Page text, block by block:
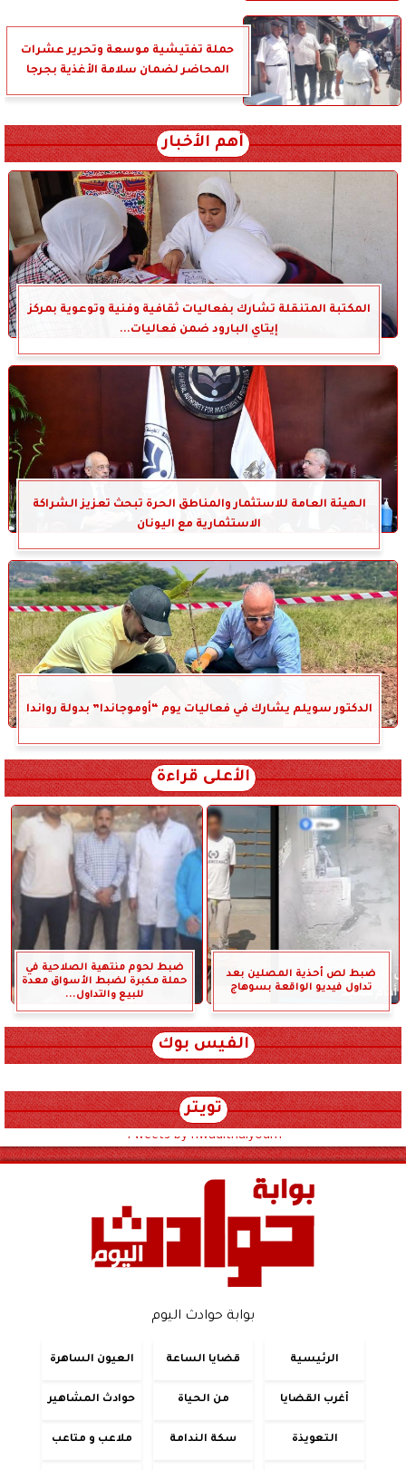
حملة تفتيشية موسعة وتحرير عشرات
المحاضر لضمان سلامة الأغذية بجرجا
أهم الأخبار
المكتبة المتنقلة تشارك بفعاليات ثقافية وفنية وتوعوية بمركز
إيتاي البارود ضمن فعاليات...
الهيئة العامة للاستثمار والمناطق الحرة تبحث تعزيز الشراكة
الاستثمارية مع اليونان
الدكتور سويلم يشارك في فعاليات يوم “أوموجاندا” بدولة رواندا
الأعلى قراءة
ضبط لص أحذية المصلين بعد
تداول فيديو الواقعة بسوهاج
ضبط لحوم منتهية الصلاحية في
حملة مكبرة لضبط الأسواق معدة
للبيع والتداول...
الفيس بوك
تويتر
Tweets by hwadithalyoum
بوابة حوادث اليوم
الرئيسية قضايا الساعة العيون الساهرة
أغرب القضايا من الحياة حوادث المشاهير
التعويذة سكة الندامة ملاعب و متاعب